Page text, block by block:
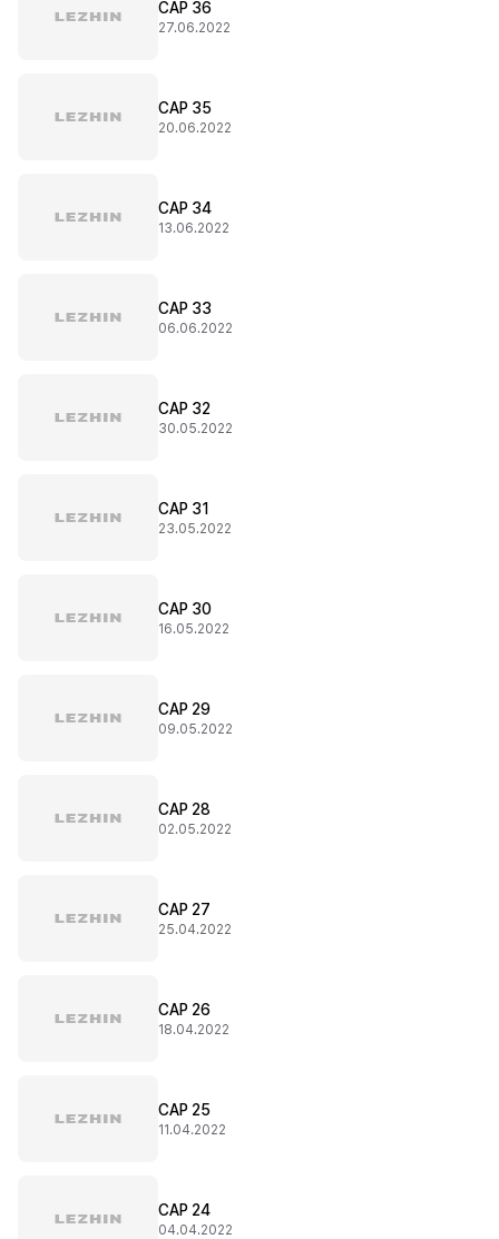
CAP 36
27.06.2022
CAP 35
20.06.2022
CAP 34
13.06.2022
CAP 33
06.06.2022
CAP 32
30.05.2022
CAP 31
23.05.2022
CAP 30
16.05.2022
CAP 29
09.05.2022
CAP 28
02.05.2022
CAP 27
25.04.2022
CAP 26
18.04.2022
CAP 25
11.04.2022
CAP 24
04.04.2022